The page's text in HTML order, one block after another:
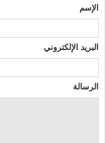
الإسم
البريد الإلكتروني
الرسالة